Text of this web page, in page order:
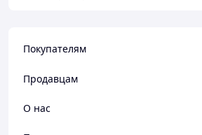
Покупателям
Продавцам
О нас